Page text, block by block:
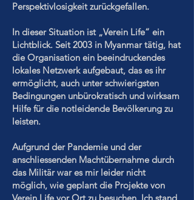
Perspektivlosigkeit zurückgefallen.
In dieser Situation ist „Verein Life“ ein
Lichtblick. Seit 2003 in Myanmar tätig, hat
die Organisation ein beeindruckendes
lokales Netzwerk aufgebaut, das es ihr
ermöglicht, auch unter schwierigsten
Bedingungen unbürokratisch und wirksam
Hilfe für die notleidende Bevölkerung zu
leisten.
Aufgrund der Pandemie und der
anschliessenden Machtübernahme durch
das Militär war es mir leider nicht
möglich, wie geplant die Projekte von